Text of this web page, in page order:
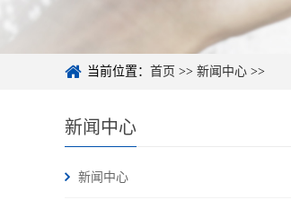
当前位置： 首页 >> 新闻中心 >>
新闻中心
新闻中心